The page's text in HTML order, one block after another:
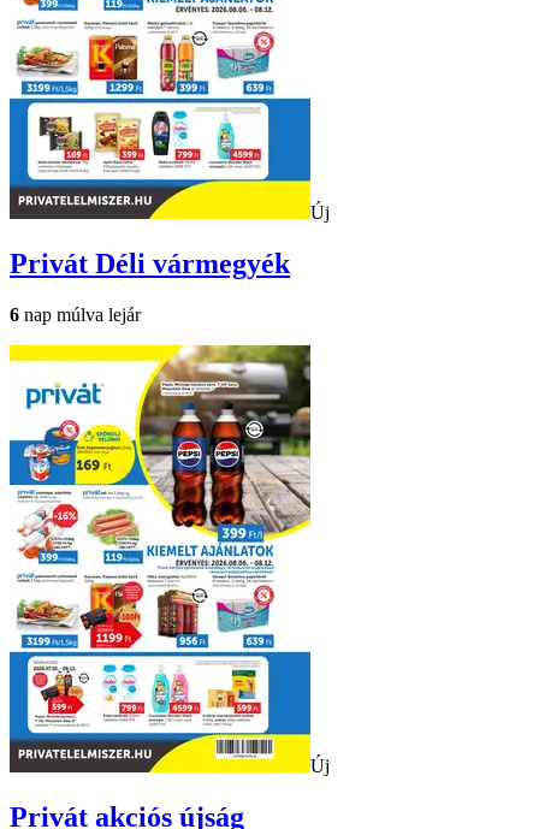
Új
Privát Déli vármegyék
6 nap múlva lejár
Új
Privát akciós újság